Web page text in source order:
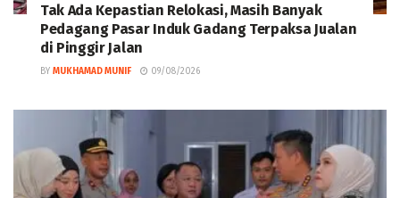
Tak Ada Kepastian Relokasi, Masih Banyak
Pedagang Pasar Induk Gadang Terpaksa Jualan
di Pinggir Jalan
BY MUKHAMAD MUNIF 09/08/2026